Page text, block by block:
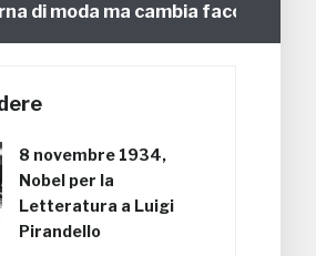
ma cambia faccia
8 novembre 1934,
Nobel per la
Letteratura a Luigi
Pirandello